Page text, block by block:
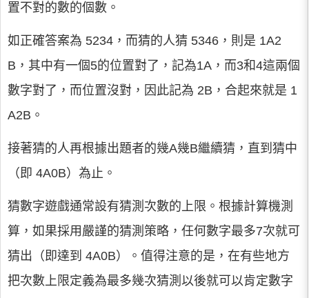
置不對的數的個數。
如正確答案為 5234，而猜的人猜 5346，則是 1A2
B，其中有一個5的位置對了，記為1A，而3和4這兩個
數字對了，而位置沒對，因此記為 2B，合起來就是 1
A2B。
接著猜的人再根據出題者的幾A幾B繼續猜，直到猜中
（即 4A0B）為止。
猜數字遊戲通常設有猜測次數的上限。根據計算機測
算，如果採用嚴謹的猜測策略，任何數字最多7次就可
猜出（即達到 4A0B）。值得注意的是，在有些地方
把次數上限定義為最多幾次猜測以後就可以肯定數字